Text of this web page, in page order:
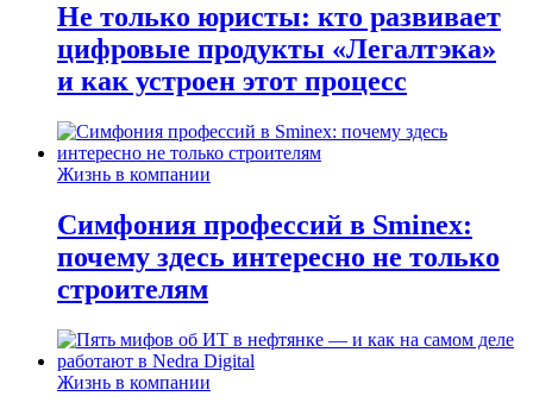
Не только юристы: кто развивает
цифровые продукты «Легалтэка»
и как устроен этот процесс
Жизнь в компании
Симфония профессий в Sminex:
почему здесь интересно не только
строителям
Жизнь в компании